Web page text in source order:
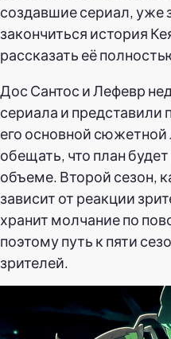
создавшие сериал, уже
закончиться история
рассказать её
Дос Сантос и Лефевр
сериала и представили
его основной сюжетной
обещать, что план
объеме. Второй сезон,
зависит от реакции
хранит молчание по
поэтому путь к пяти
зрителей.